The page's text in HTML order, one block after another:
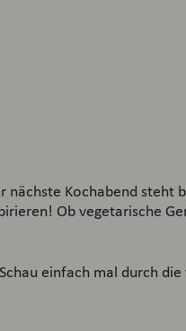
nächste Kochabend steht
Ob vegetarische
Schau einfach mal durch